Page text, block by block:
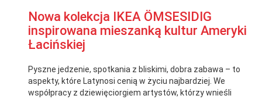
Nowa kolekcja IKEA ÖMSESIDIG
inspirowana mieszanką kultur Ameryki
Łacińskiej
Pyszne jedzenie, spotkania z bliskimi, dobra zabawa – to
aspekty, które Latynosi cenią w życiu najbardziej. We
współpracy z dziewięciorgiem artystów, którzy wnieśli